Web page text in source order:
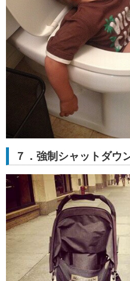
７．強制シャットダウ